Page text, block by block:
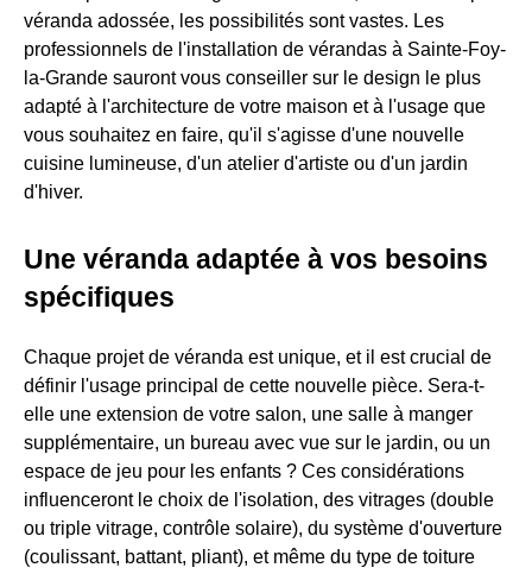
véranda adossée, les possibilités sont vastes. Les
professionnels de l'installation de vérandas à Sainte-Foy-
la-Grande sauront vous conseiller sur le design le plus
adapté à l'architecture de votre maison et à l'usage que
vous souhaitez en faire, qu'il s'agisse d'une nouvelle
cuisine lumineuse, d'un atelier d'artiste ou d'un jardin
d'hiver.
Une véranda adaptée à vos besoins
spécifiques
Chaque projet de véranda est unique, et il est crucial de
définir l'usage principal de cette nouvelle pièce. Sera-t-
elle une extension de votre salon, une salle à manger
supplémentaire, un bureau avec vue sur le jardin, ou un
espace de jeu pour les enfants ? Ces considérations
influenceront le choix de l'isolation, des vitrages (double
ou triple vitrage, contrôle solaire), du système d'ouverture
(coulissant, battant, pliant), et même du type de toiture